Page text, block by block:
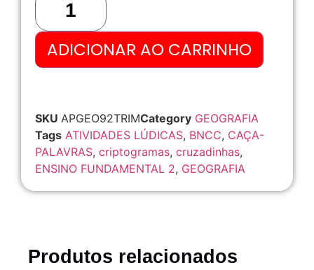
ADICIONAR AO CARRINHO
SKU APGEO92TRIMCategory GEOGRAFIA
Tags ATIVIDADES LÚDICAS, BNCC, CAÇA-
PALAVRAS, criptogramas, cruzadinhas,
ENSINO FUNDAMENTAL 2, GEOGRAFIA
Produtos relacionados